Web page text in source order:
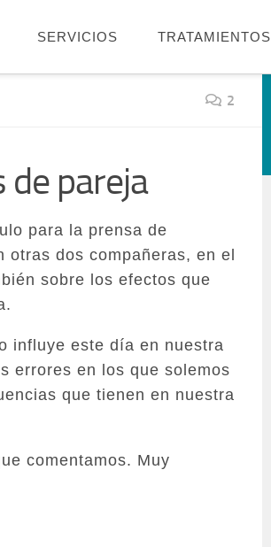
SERVICIOS TRATAMIENTOS
2
de pareja
para la prensa de
otras dos compañeras, en el
sobre los efectos que
influye este día en nuestra
errores en los que solemos
que tienen en nuestra
comentamos. Muy